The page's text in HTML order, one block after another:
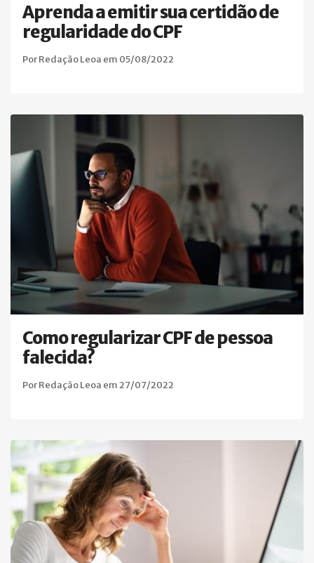
Aprenda a emitir sua certidão de
regularidade do CPF
Por Redação Leoa em 05/08/2022
Como regularizar CPF de pessoa
falecida?
Por Redação Leoa em 27/07/2022